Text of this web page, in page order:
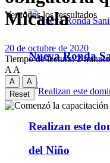
Nueva Ronda
Realizan este
del Niño
Ver todos los ressultados
Micaela
20 de octubre de 2020
Tiempo de lectura: 2
A A
A
A
Reset